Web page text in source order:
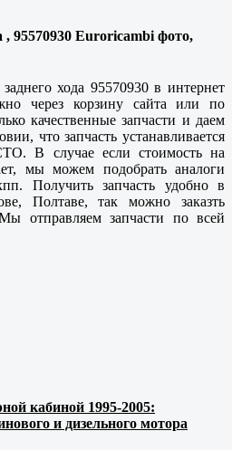
, 95570930 Euroricambi фото,
хода 95570930 в интернет
через корзину сайта или по
качественные запчасти и даем
что запчасть устанавливается
В случае если стоимость на
мы можем подобрать аналоги
Получить запчасть удобно в
Полтаве, так можно заказть
отправляем запчасти по всей
кабиной 1995-2005:
и дизельного мотора